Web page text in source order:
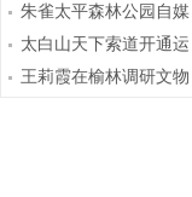
朱雀太平森林公园自媒
太白山天下索道开通运
王莉霞在榆林调研文物